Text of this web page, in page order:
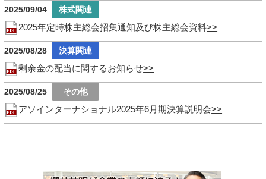
2025/09/04
2025年定時株主総会招集通知及び株主総会資料
2025/08/28
剰余金の配当に関するお知らせ
2025/08/25
アソインターナショナル2025年6月期決算説明会